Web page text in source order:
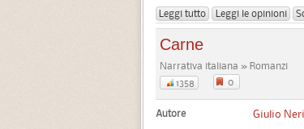
Leggi tutto Leggi le opinioni
Carne
Narrativa italiana » Romanzi
1358
0
Autore Giulio Neri